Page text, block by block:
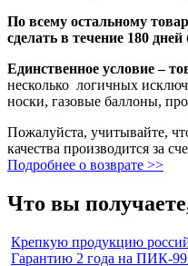
По всему остальному
сделать в течение 180 дней
Единственное условие –
несколько логичных
носки, газовые баллоны,
Пожалуйста, учитывайте,
качества производится за
Подробнее о возврате >>
Что вы
Крепкую продукцию
Гарантию 2 года на ПИК-